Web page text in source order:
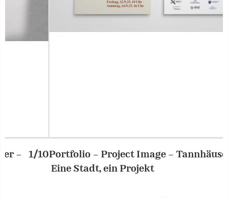
Portfolio – Project Image – Tannhäuser –
Eine Stadt, ein Projekt
2/10